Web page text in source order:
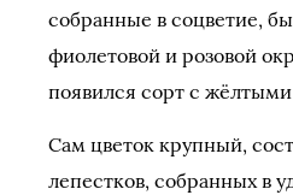
собранные в соцветие,
фиолетовой и розовой
появился сорт с
Сам цветок крупный,
лепестков, собранных в